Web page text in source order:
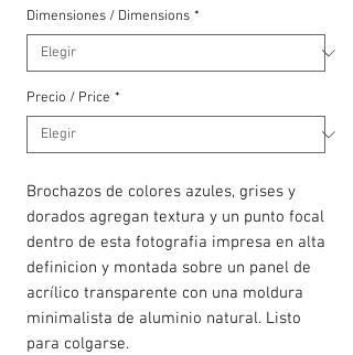
Dimensiones / Dimensions *
Precio / Price *
Brochazos de colores azules, grises y
dorados agregan textura y un punto focal
dentro de esta fotografia impresa en alta
definicion y montada sobre un panel de
acrílico transparente con una moldura
minimalista de aluminio natural. Listo
para colgarse.